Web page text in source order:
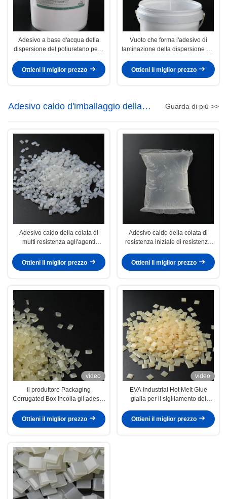
Adesivo a base d'acqua della
dispersione del poliuretano per il
del PVC
Ottieni il miglior prezzo
Vuoto che forma l'adesivo di
laminazione della dispersione del
falegnameria
Ottieni il miglior prezzo
Adesivo caldo d'imballaggio della
colata
Guarda di più >>
Adesivo caldo della colata di
multi resistenza agli'agenti
di funzione per la schiuma di Epe
Ottieni il miglior prezzo
Adesivo caldo della colata di
resistenza iniziale di resistenza
vetro di vino
Ottieni il miglior prezzo
video
Il produttore Packaging
Corrugated Box incolla gli adesivi
cartone
Ottieni il miglior prezzo
video
EVA Industrial Hot Melt Glue
gialla per il sigillamento del
Ottieni il miglior prezzo